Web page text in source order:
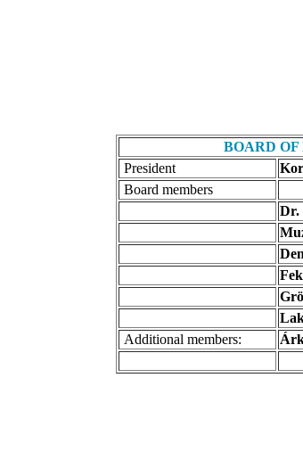
BOARD
President
Board members
Dr.
Additional members: